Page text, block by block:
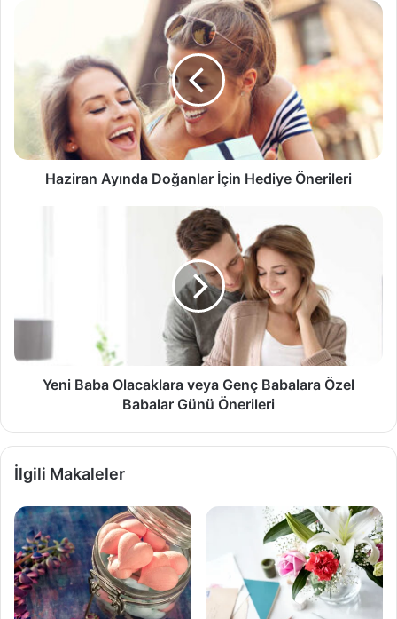
Hediye
Önerileri
Haziran Ayında Doğanlar İçin Hediye Önerileri
Özel
Günü
ÖnerileriYeni Baba Olacaklara veya Genç Babalara Özel
Babalar Günü Önerileri
İlgili Makaleler